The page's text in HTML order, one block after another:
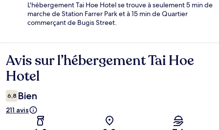
L'hébergement Tai Hoe Hotel se trouve à seulement 5 min de
marche de Station Farrer Park et à 15 min de Quartier
commerçant de Bugis Street.
Avis
Avis sur l’hébergement Tai Hoe
Hotel
6,8 Bien
211 avis